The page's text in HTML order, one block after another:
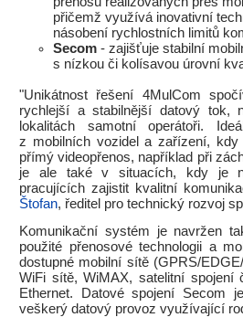
přičemž využívá inovativní
násobení rychlostních limitů
Secom - zajišťuje stabilní
s nízkou či kolísavou úrovní
"Unikátnost řešení 4MulCom
rychlejší a stabilnější datový tok,
lokalitách samotní operátoři.
z mobilních vozidel a zařízení,
přímý videopřenos, například při
je ale také v situacích, kdy je
pracujících zajistit kvalitní
Štofan, ředitel pro technický rozvoj
Komunikační systém je navržen
použité přenosové technologii a
dostupné mobilní sítě (GPRS/
WiFi sítě, WiMAX, satelitní spojení
Ethernet. Datové spojení Secom
veškerý datový provoz využívající